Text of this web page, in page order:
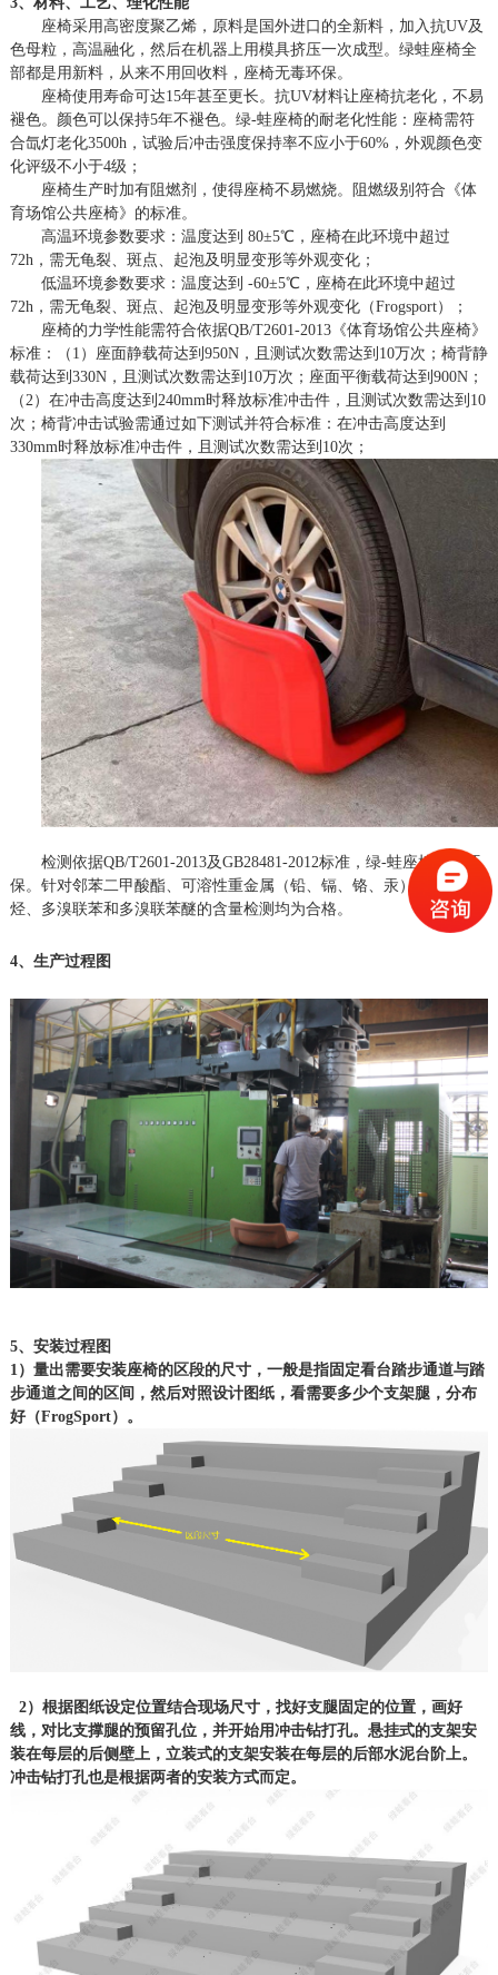
座椅采用高密度聚乙烯，原料是国外进口的全新料，加入抗UV及
色母粒，高温融化，然后在机器上用模具挤压一次成型。绿蛙座椅全
部都是用新料，从来不用回收料，座椅无毒环保。
座椅使用寿命可达15年甚至更长。抗UV材料让座椅抗老化，不易
褪色。颜色可以保持5年不褪色。绿-蛙座椅的耐老化性能：座椅需符
合氙灯老化3500h，试验后冲击强度保持率不应小于60%，外观颜色变
化评级不小于4级；
座椅生产时加有阻燃剂，使得座椅不易燃烧。阻燃级别符合《体
育场馆公共座椅》的标准。
高温环境参数要求：温度达到 80±5℃，座椅在此环境中超过
72h，需无龟裂、斑点、起泡及明显变形等外观变化；
低温环境参数要求：温度达到 -60±5℃，座椅在此环境中超过
72h，需无龟裂、斑点、起泡及明显变形等外观变化（Frogsport）；
座椅的力学性能需符合依据QB/T2601-2013《体育场馆公共座椅》
标准：（1）座面静载荷达到950N，且测试次数需达到10万次；椅背静
载荷达到330N，且测试次数需达到10万次；座面平衡载荷达到900N；
（2）在冲击高度达到240mm时释放标准冲击件，且测试次数需达到10
次；椅背冲击试验需通过如下测试并符合标准：在冲击高度达到
330mm时释放标准冲击件，且测试次数需达到10次；
检测依据QB/T2601-2013及GB28481-2012标准，绿-蛙座椅无毒环
保。针对邻苯二甲酸酯、可溶性重金属（铅、镉、铬、汞）、多环芳
烃、多溴联苯和多溴联苯醚的含量检测均为合格。
4、生产过程图
5、安装过程图
1）量出需要安装座椅的区段的尺寸，一般是指固定看台踏步通道与踏
步通道之间的区间，然后对照设计图纸，看需要多少个支架腿，分布
好（FrogSport）。
2）根据图纸设定位置结合现场尺寸，找好支腿固定的位置，画好
线，对比支撑腿的预留孔位，并开始用冲击钻打孔。悬挂式的支架安
装在每层的后侧壁上，立装式的支架安装在每层的后部水泥台阶上。
冲击钻打孔也是根据两者的安装方式而定。